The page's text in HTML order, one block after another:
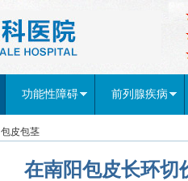
功能性障碍 前列腺疾病
包皮包茎
在南阳包皮长环切